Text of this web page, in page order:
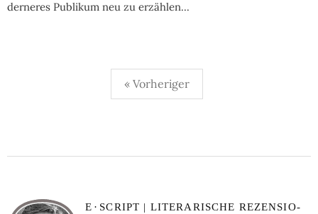
der­ne­res Pub­li­kum neu zu er­zäh­len...
Seitennummerierung« Vorheriger
E · SCRIPT | LI­TE­RA­RI­SCHE RE­ZEN­SIO­